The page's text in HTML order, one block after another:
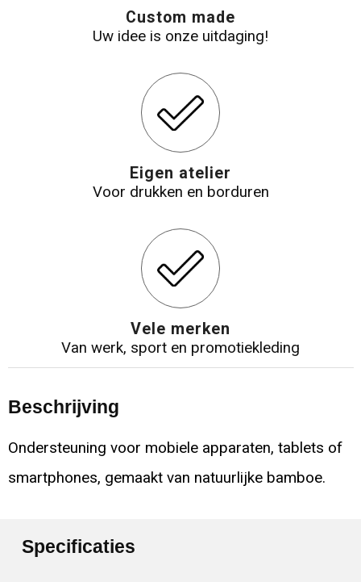
Custom made
Uw idee is onze uitdaging!
Eigen atelier
Voor drukken en borduren
Vele merken
Van werk, sport en promotiekleding
Beschrijving
Ondersteuning voor mobiele apparaten, tablets of
smartphones, gemaakt van natuurlijke bamboe.
Specificaties